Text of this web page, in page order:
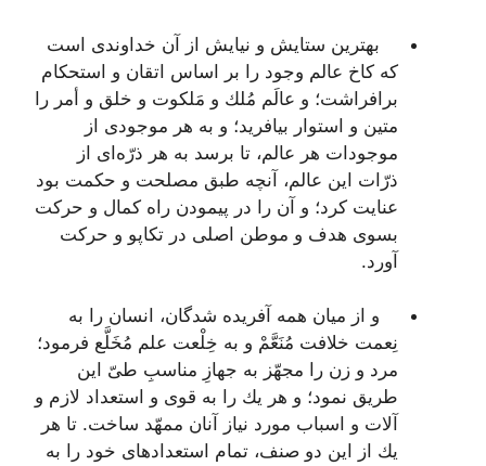
بهترین ستایش و نیایش از آن خداوندى است
كه كاخ عالم وجود را بر اساس اتقان و استحكام
برافراشت؛ و عالَم مُلك و مَلكوت و خلق و أمر را
متین و استوار بیافرید؛ و به هر موجودى از
موجودات هر عالم، تا برسد به هر ذرّه‌اى از
ذرّات این عالم، آنچه طبق مصلحت و حكمت بود
عنایت كرد؛ و آن را در پیمودن راه كمال و حركت
بسوى هدف و موطن اصلى در تكاپو و حركت
آورد.
و از میان همه آفریده شدگان، انسان را به
نِعمت خلافت مُنَعَّمْ و به خِلْعت علم مُخَلَّع فرمود؛
مرد و زن را مجهّز به جهازِ مناسبِ طىّ این
طریق نمود؛ و هر یك را به قوى‌ و استعداد لازم و
آلات و اسباب مورد نیاز آنان ممهّد ساخت. تا هر
یك از این دو صنف، تمام استعدادهاى خود را به